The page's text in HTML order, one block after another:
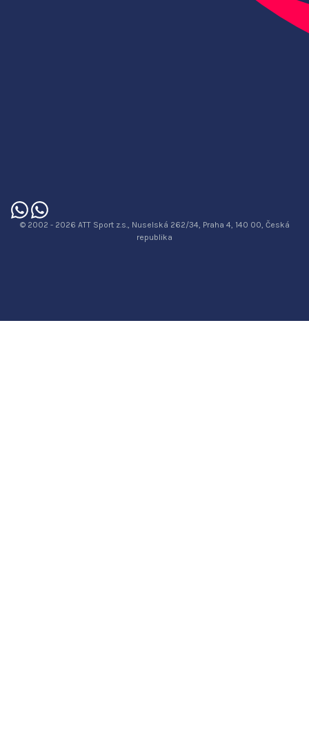
© 2002 - 2026 ATT Sport z.s., Nuselská 262/34, Praha 4, 140 00, Česká
republika